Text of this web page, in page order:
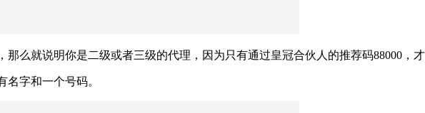
么就说明你是二级或者三级的代理，因为只有通过皇冠合伙人的推荐码88000，才
字和一个号码。